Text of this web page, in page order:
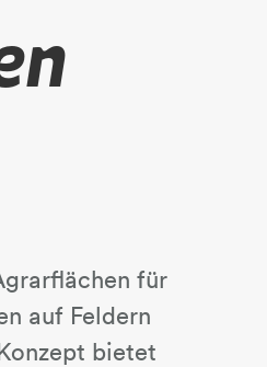
für
auf Feldern
bietet